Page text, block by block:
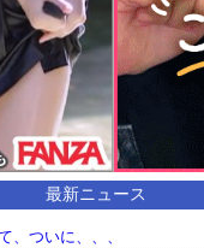
最新ニュース
、ついに、、、